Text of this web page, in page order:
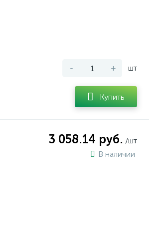
- + шт
Купить
3 058.14 руб. /шт
В наличии